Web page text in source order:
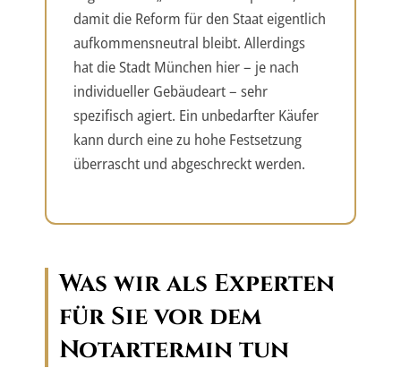
damit die Reform für den Staat eigentlich
aufkommensneutral bleibt. Allerdings
hat die Stadt München hier – je nach
individueller Gebäudeart – sehr
spezifisch agiert. Ein unbedarfter Käufer
kann durch eine zu hohe Festsetzung
überrascht und abgeschreckt werden.
Was wir als Experten
für Sie vor dem
Notartermin tun